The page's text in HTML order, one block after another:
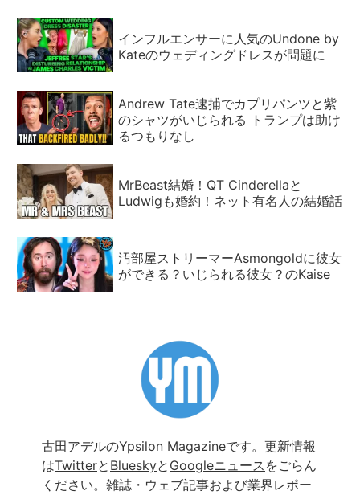
インフルエンサーに人気のUndone by
Kateのウェディングドレスが問題に
Andrew Tate逮捕でカプリパンツと紫
のシャツがいじられる トランプは助け
るつもりなし
MrBeast結婚！QT Cinderellaと
Ludwigも婚約！ネット有名人の結婚話
汚部屋ストリーマーAsmongoldに彼女
ができる？いじられる彼女？のKaise
古田アデルのYpsilon Magazineです。更新情報
はTwitterと Blueskyと Googleニュース をごらん
ください。雑誌・ウェブ記事および業界レポー